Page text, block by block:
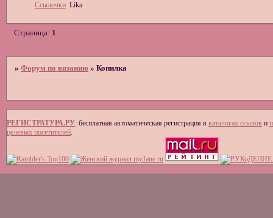
Ccылочки Lika
Страница: 1
» Форум по вязанию » Копилка
РЕГИСТРАТУРА.РУ: бесплатная автоматическая регистрация в каталогах ссылок и
целевых посетителей